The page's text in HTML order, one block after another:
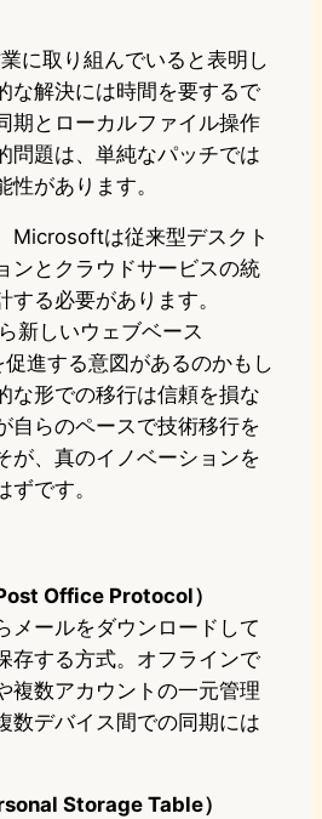
に取り組んでいると表明し
な解決には時間を要するで
期とローカルファイル操作
問題は、単純なパッチでは
があります。
Microsoftは従来型デスクト
ンとクラウドサービスの統
る必要があります。
新しいウェブベース
進する意図があるのかもし
な形での移行は信頼を損な
自らのペースで技術移行を
が、真のイノベーションを
です。
Office Protocol）
メールをダウンロードして
存する方式。オフラインで
複数アカウントの一元管理
数デバイス間での同期には
Storage Table）